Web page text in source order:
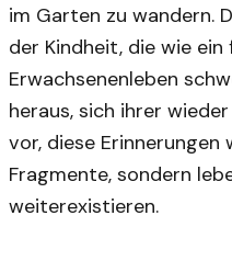
im Garten zu wandern.
der Kindheit, die wie
Erwachsenenleben
heraus, sich ihrer
vor, diese
Fragmente, sondern
weiterexistieren.